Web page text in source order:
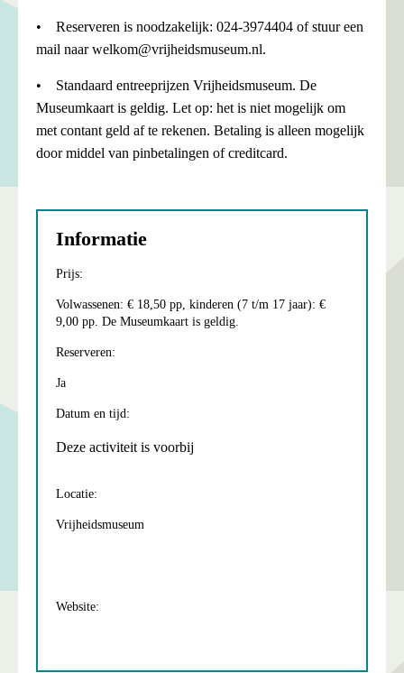
• Reserveren is noodzakelijk: 024-3974404 of stuur een
mail naar welkom@vrijheidsmuseum.nl.
• Standaard entreeprijzen Vrijheidsmuseum. De
Museumkaart is geldig. Let op: het is niet mogelijk om
met contant geld af te rekenen. Betaling is alleen mogelijk
door middel van pinbetalingen of creditcard.
Informatie
Prijs:
Volwassenen: € 18,50 pp, kinderen (7 t/m 17 jaar): €
9,00 pp. De Museumkaart is geldig.
Reserveren:
Ja
Datum en tijd:
Deze activiteit is voorbij
Locatie:
Vrijheidsmuseum
Website: